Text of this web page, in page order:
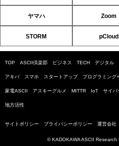
ヤマハ Zoom
STORM pCloud
TOP ASCII倶楽部 ビジネス TECH デジタル
アキバ スマホ スタートアップ プログラミング+
家電ASCII アスキーグルメ MITTR IoT サイバ
地方活性
サイトポリシー プライバシーポリシー 運営会社
© KADOKAWA ASCII